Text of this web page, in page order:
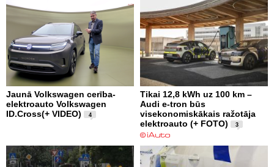
Jaunā Volkswagen cerība-
elektroauto Volkswagen
ID.Cross(+ VIDEO)
4
Tikai 12,8 kWh uz 100 km –
Audi e-tron būs
visekonomiskākais ražotāja
elektroauto (+ FOTO)
3